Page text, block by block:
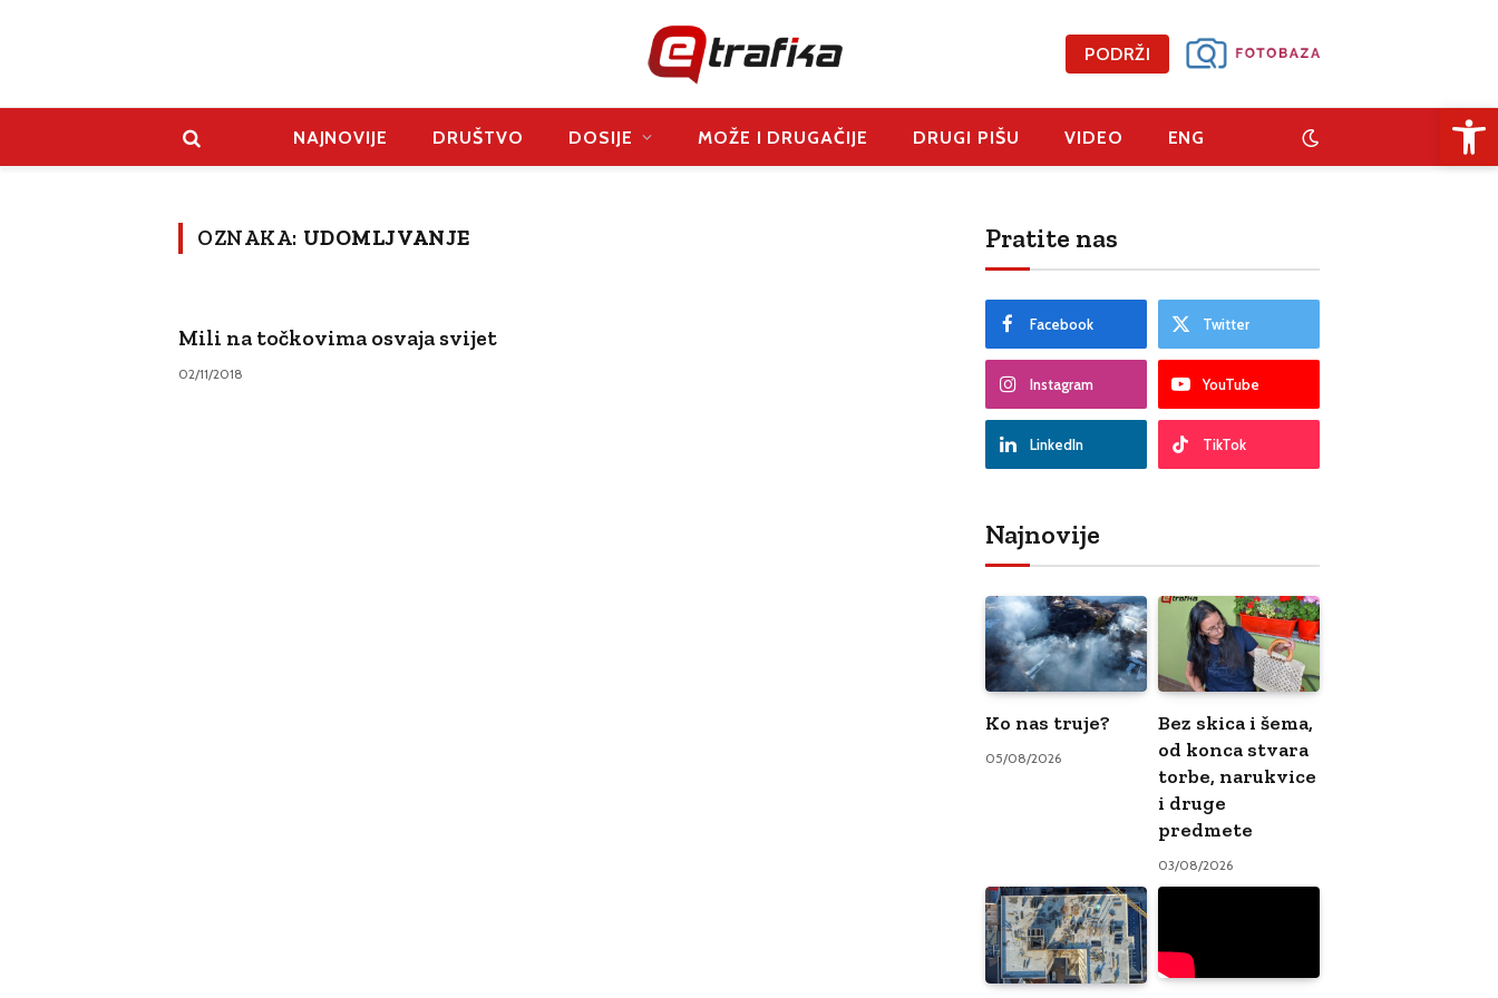
PODRŽI
NAJNOVIJE DRUŠTVO DOSIJE MOŽE I DRUGAČIJE DRUGI PIŠU VIDEO ENG
OZNAKA: UDOMLJVANJE
Mili na točkovima osvaja svijet
02/11/2018
Pratite nas
Facebook Twitter
Instagram YouTube
LinkedIn TikTok
Najnovije
Ko nas truje?
05/08/2026
Bez skica i šema,
od konca stvara
torbe, narukvice
i druge
predmete
03/08/2026